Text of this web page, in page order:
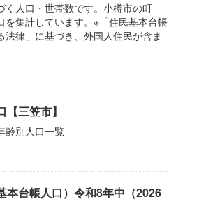
く人口・世帯数です。小樽市の町
を集計しています。※「住民基本台帳
法律」に基づき、外国人住民が含ま
三笠市】
齢別人口一覧
本台帳人口）令和8年中（2026